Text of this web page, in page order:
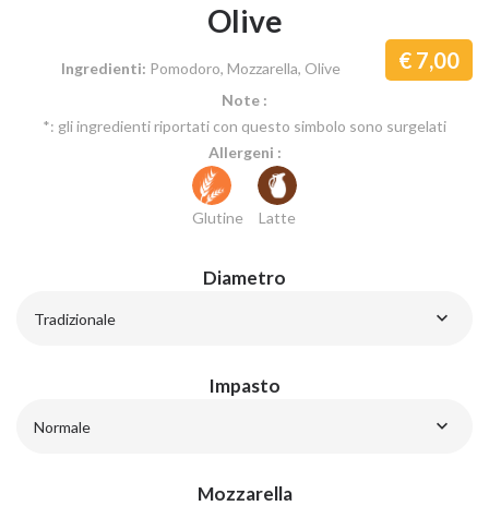
Olive
7,00
Ingredienti: Pomodoro, Mozzarella, Olive
Note :
*: gli ingredienti riportati con questo simbolo sono surgelati
Allergeni :
Glutine Latte
Diametro
Tradizionale
Impasto
Normale
Mozzarella